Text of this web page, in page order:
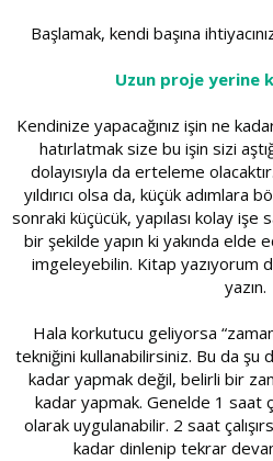
Başlamak, kendi başına
Uzun proje yerine
Kendinize yapacağınız işin ne
hatırlatmak size bu işin sizi
dolayısıyla da erteleme
yıldırıcı olsa da, küçük adımlara
sonraki küçücük, yapılası kolay işe
bir şekilde yapın ki yakında elde
imgeleyebilin. Kitap yazıyorum
yazın.
Hala korkutucu geliyorsa
tekniğini kullanabilirsiniz. Bu da
kadar yapmak değil, belirli bir
kadar yapmak. Genelde 1 saat
olarak uygulanabilir. 2 saat
kadar dinlenip tekrar